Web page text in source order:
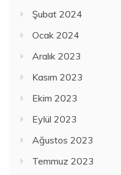
Şubat 2024
Ocak 2024
Aralık 2023
Kasım 2023
Ekim 2023
Eylül 2023
Ağustos 2023
Temmuz 2023